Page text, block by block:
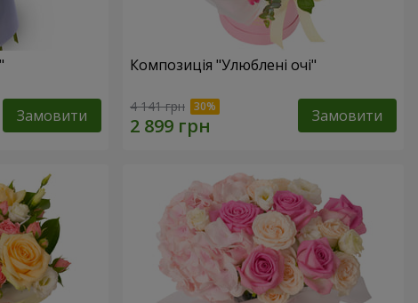
Замовити
Композиція "Улюблені очі"
4 141 грн Замовити